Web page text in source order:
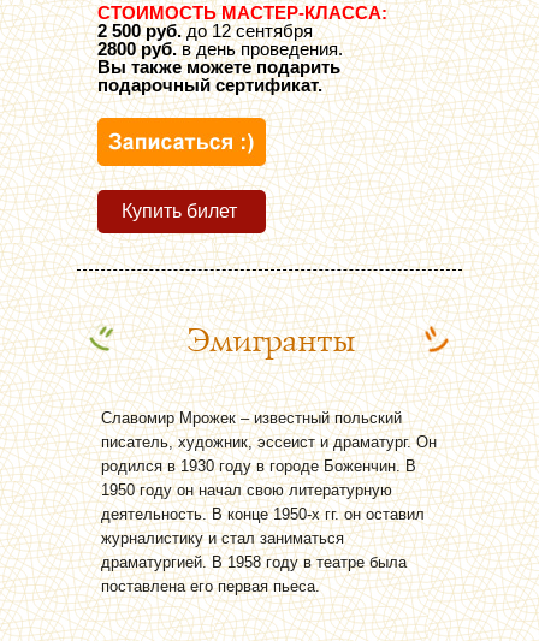
СТОИМОСТЬ МАСТЕР-КЛАССА:
2 500 руб.до 12 сентября
2800 руб.в день проведения.
Вы также можете подарить
подарочный сертификат.
Купить билет
Эмигранты
Славомир Мрожек – известный польский
писатель, художник, эссеист и драматург. Он
родился в 1930 году в городе Боженчин. В
1950 году он начал свою литературную
деятельность. В конце 1950-х гг. он оставил
журналистику и стал заниматься
драматургией. В 1958 году в театре была
поставлена его первая пьеса.